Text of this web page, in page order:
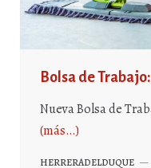
Bolsa de
Nueva Bolsa de
(más…)
HERRERADELDUQUE —